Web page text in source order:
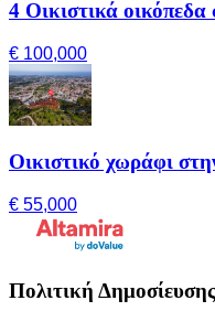
4 Οικιστικά
€ 100,000
Οικιστικό χωράφι
€ 55,000
Πολιτική